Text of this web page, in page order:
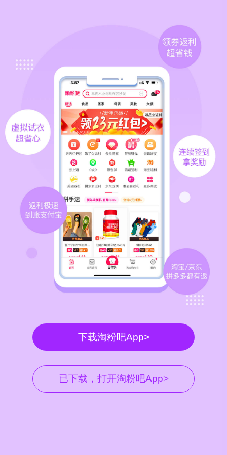
下载淘粉吧App>
已下载，打开淘粉吧App>